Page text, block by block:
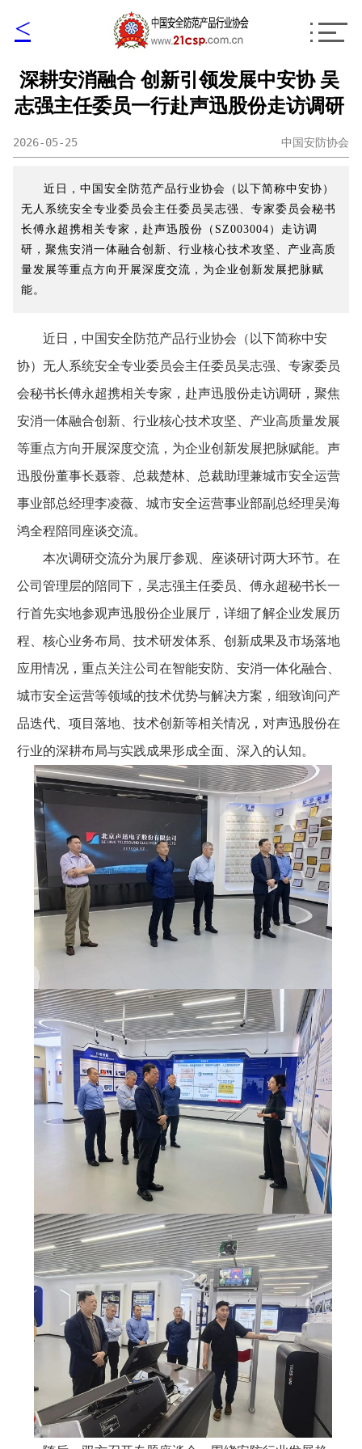
<
深耕安消融合 创新引领发展中安协 吴
志强主任委员一行赴声迅股份走访调研
2026-05-25 中国安防协会
近日，中国安全防范产品行业协会（以下简称中安协）
无人系统安全专业委员会主任委员吴志强、专家委员会秘书
长傅永超携相关专家，赴声迅股份（SZ003004）走访调
研，聚焦安消一体融合创新、行业核心技术攻坚、产业高质
量发展等重点方向开展深度交流，为企业创新发展把脉赋
能。
近日，中国安全防范产品行业协会（以下简称中安
协）无人系统安全专业委员会主任委员吴志强、专家委员
会秘书长傅永超携相关专家，赴声迅股份走访调研，聚焦
安消一体融合创新、行业核心技术攻坚、产业高质量发展
等重点方向开展深度交流，为企业创新发展把脉赋能。声
迅股份董事长聂蓉、总裁楚林、总裁助理兼城市安全运营
事业部总经理李凌薇、城市安全运营事业部副总经理吴海
鸿全程陪同座谈交流。
本次调研交流分为展厅参观、座谈研讨两大环节。在
公司管理层的陪同下，吴志强主任委员、傅永超秘书长一
行首先实地参观声迅股份企业展厅，详细了解企业发展历
程、核心业务布局、技术研发体系、创新成果及市场落地
应用情况，重点关注公司在智能安防、安消一体化融合、
城市安全运营等领域的技术优势与解决方案，细致询问产
品迭代、项目落地、技术创新等相关情况，对声迅股份在
行业的深耕布局与实践成果形成全面、深入的认知。